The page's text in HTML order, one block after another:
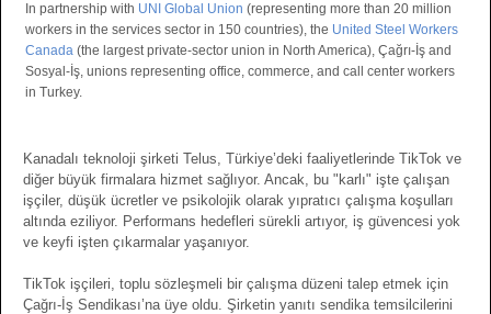
In partnership with UNI Global Union (representing more than 20 million
workers in the services sector in 150 countries), the United Steel Workers
Canada (the largest private-sector union in North America), Çağrı-İş and
Sosyal-İş, unions representing office, commerce, and call center workers
in Turkey.
Kanadalı teknoloji şirketi Telus, Türkiye’deki faaliyetlerinde TikTok ve
diğer büyük firmalara hizmet sağlıyor. Ancak, bu "karlı" işte çalışan
işçiler, düşük ücretler ve psikolojik olarak yıpratıcı çalışma koşulları
altında eziliyor. Performans hedefleri sürekli artıyor, iş güvencesi yok
ve keyfi işten çıkarmalar yaşanıyor.
TikTok işçileri, toplu sözleşmeli bir çalışma düzeni talep etmek için
Çağrı-İş Sendikası’na üye oldu. Şirketin yanıtı sendika temsilcilerini